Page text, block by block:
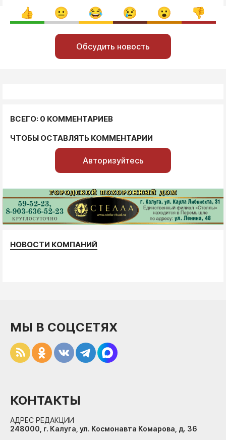
Обсудить новость
ВСЕГО: 0 КОММЕНТАРИЕВ
ЧТОБЫ ОСТАВЛЯТЬ КОММЕНТАРИИ
Авторизуйтесь
НОВОСТИ КОМПАНИЙ
МЫ В СОЦСЕТЯХ
КОНТАКТЫ
АДРЕС РЕДАКЦИИ
248000, г. Калуга, ул. Космонавта Комарова, д. 36